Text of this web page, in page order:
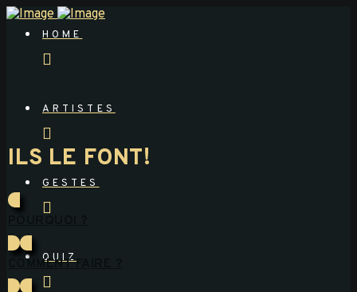
HOME
ARTISTES
GESTES
QUIZ
ILS LE FONT!
COMMENT FAIRE ?